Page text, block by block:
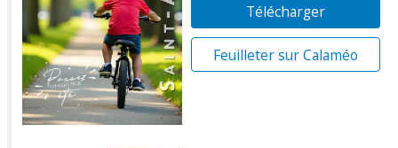
Télécharger
Feuilleter sur Calaméo